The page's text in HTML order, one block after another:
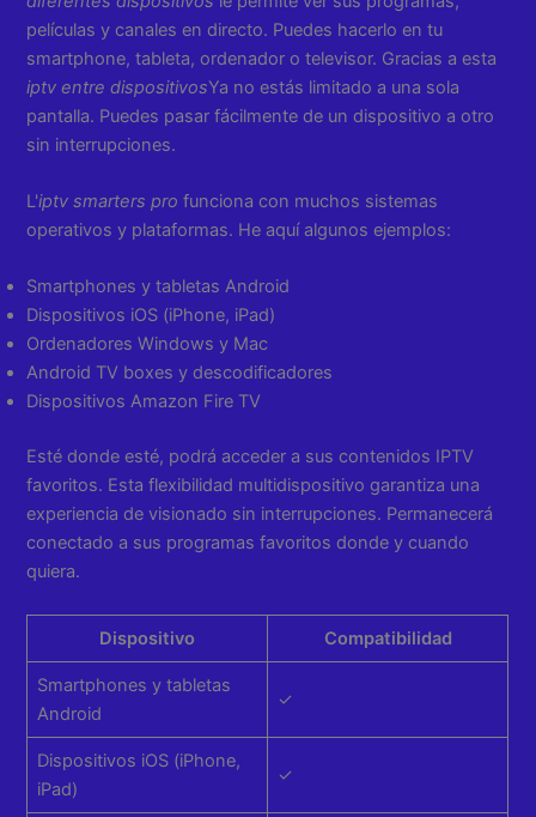
películas y canales en directo. Puedes hacerlo en tu
smartphone, tableta, ordenador o televisor. Gracias a esta
iptv entre dispositivosYa no estás limitado a una sola
pantalla. Puedes pasar fácilmente de un dispositivo a otro
sin interrupciones.
L'iptv smarters pro funciona con muchos sistemas
operativos y plataformas. He aquí algunos ejemplos:
Smartphones y tabletas Android
Dispositivos iOS (iPhone, iPad)
Ordenadores Windows y Mac
Android TV boxes y descodificadores
Dispositivos Amazon Fire TV
Esté donde esté, podrá acceder a sus contenidos IPTV
favoritos. Esta flexibilidad multidispositivo garantiza una
experiencia de visionado sin interrupciones. Permanecerá
conectado a sus programas favoritos donde y cuando
quiera.
Dispositivo Compatibilidad
Smartphones y tabletas
Android
✓
Dispositivos iOS (iPhone,
iPad)
✓